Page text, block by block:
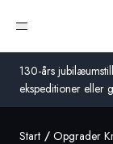
130-års
ekspeditioner eller
Åbn menu
Global
Start Opgrader